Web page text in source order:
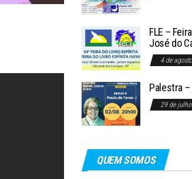
FLE –
José do
4 de
Palestra
29 de
QUEM SOMOS